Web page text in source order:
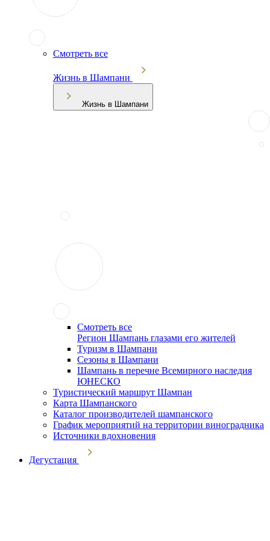
Смотреть все
Жизнь в Шампани
Жизнь в Шампани
Смотреть все
Регион Шампань глазами его жителей
Туризм в Шампани
Сезоны в Шампани
Шампань в перечне Всемирного наследия
ЮНЕСКО
Туристический маршрут Шампан
Карта Шампанского
Каталог производителей шампанского
График мероприятий на территории виноградника
Источники вдохновения
Дегустация